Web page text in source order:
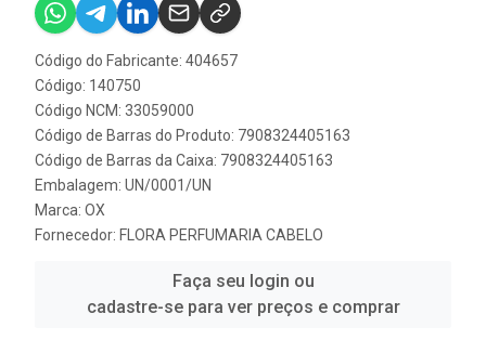
Código do Fabricante: 404657
Código: 140750
Código NCM: 33059000
Código de Barras do Produto: 7908324405163
Código de Barras da Caixa: 7908324405163
Embalagem: UN/0001/UN
Marca: OX
Fornecedor: FLORA PERFUMARIA CABELO
Faça seu login ou
cadastre-se para ver preços e comprar